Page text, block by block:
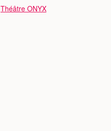
Théâtre ONYX